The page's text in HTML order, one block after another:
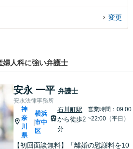
変更
人科に強い弁護士
安永 一平 弁護士
安永法律事務所
神
奈
川
県
横浜
市中
区
石川町駅
から徒歩2
分
営業時間：09:00
~22:00（平日）
【初回面談無料】「離婚の慰謝料を10